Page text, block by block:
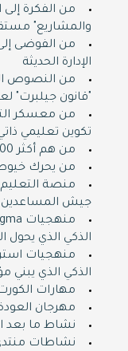
من الفكرة إلى
والمشاريع"
الإدارة الحديثة
من النصوص
"قانون جيلبرت"
تكوين تعليمي
من هم أكثر 100 شخصية تأثيراً في تاريخ البشرية
من يحرك
منصة
جيش المساعدين
الذكي الذي يحول
منهجيات
الذكي الذي
مهارات الكورت 1 : توسعة مجال
مهرجان
نشاط ما بعد
نشاطات